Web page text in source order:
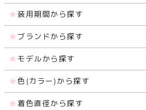
装用期間から探す
ブランドから探す
モデルから探す
色(カラー)から探す
着色直径から探す